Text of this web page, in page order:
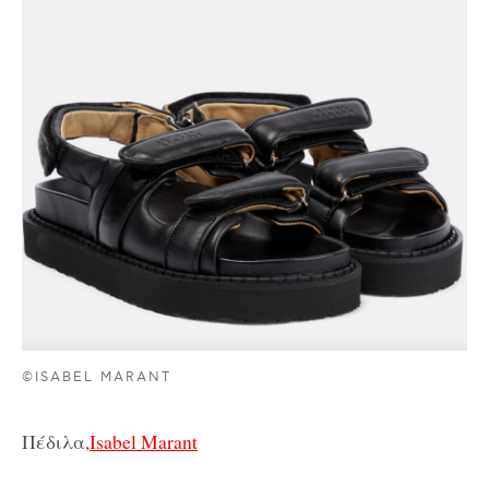
©ISABEL MARANT
Πέδιλα,Isabel Marant